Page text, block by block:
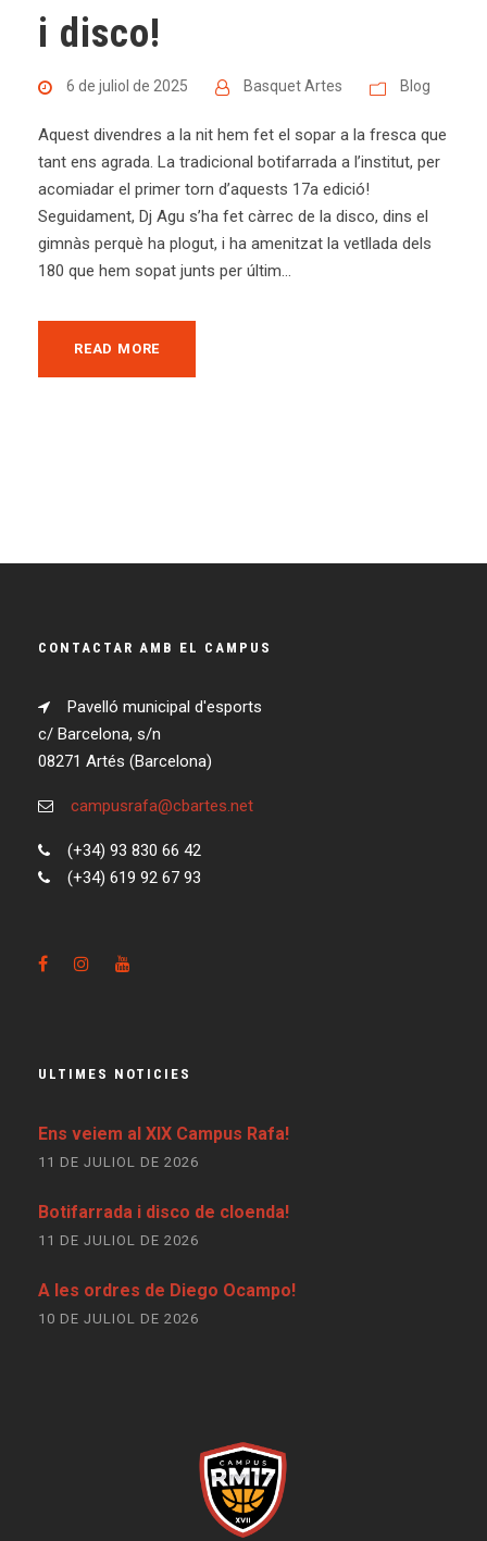
i disco!
6 de juliol de 2025 Basquet Artes Blog
Aquest divendres a la nit hem fet el sopar a la fresca que
tant ens agrada. La tradicional botifarrada a l’institut, per
acomiadar el primer torn d’aquests 17a edició!
Seguidament, Dj Agu s’ha fet càrrec de la disco, dins el
gimnàs perquè ha plogut, i ha amenitzat la vetllada dels
180 que hem sopat junts per últim...
READ MORE
CONTACTAR AMB EL CAMPUS
Pavelló municipal d'esports
c/ Barcelona, s/n
08271 Artés (Barcelona)
campusrafa@cbartes.net
(+34) 93 830 66 42
(+34) 619 92 67 93
ULTIMES NOTICIES
Ens veiem al XIX Campus Rafa!
11 DE JULIOL DE 2026
Botifarrada i disco de cloenda!
11 DE JULIOL DE 2026
A les ordres de Diego Ocampo!
10 DE JULIOL DE 2026